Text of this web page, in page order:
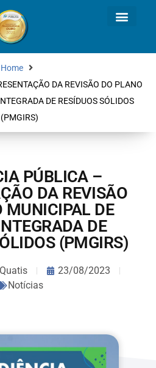
Home
DA REVISÃO DO PLANO
DE RESÍDUOS SÓLIDOS
(PMGIRS)
PÚBLICA –
DA REVISÃO
MUNICIPAL DE
DE
(PMGIRS)
23/08/2023
Notícias